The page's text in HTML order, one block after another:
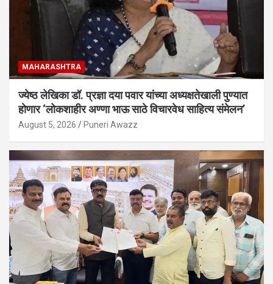
MAHARASHTRA
ज्येष्ठ लेखिका डॉ. प्रज्ञा दया पवार यांच्या अध्यक्षतेखाली पुण्यात
होणार ‘लोकशाहीर अण्णा भाऊ साठे विचारवेध साहित्य संमेलन’
August 5, 2026 Puneri Awazz